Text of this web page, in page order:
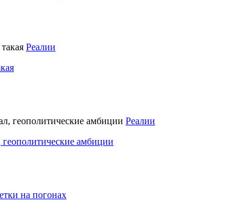
Реалии
Реалии
амбиции
на погонах